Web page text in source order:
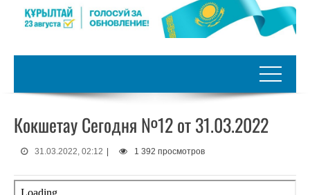
Кокшетау Сегодня №12 от 31.03.2022
31.03.2022, 02:12 1 392 просмотров